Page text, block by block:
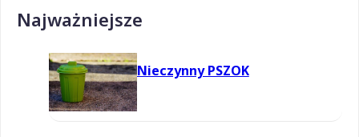
Najważniejsze
Nieczynny PSZOK